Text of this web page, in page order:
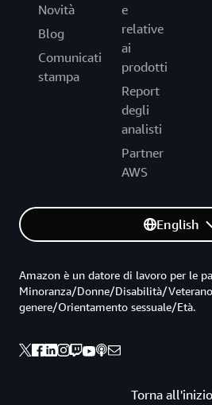
Novità
Blog
Comunicati
stampa
e
relative
ai
prodotti
Report
degli
analisti
Partner
AWS
English
Torna all'inizio
Amazon è un datore di lavoro per le
Minoranza/Donne/Disabilità/
genere/Orientamento sessuale/Età.